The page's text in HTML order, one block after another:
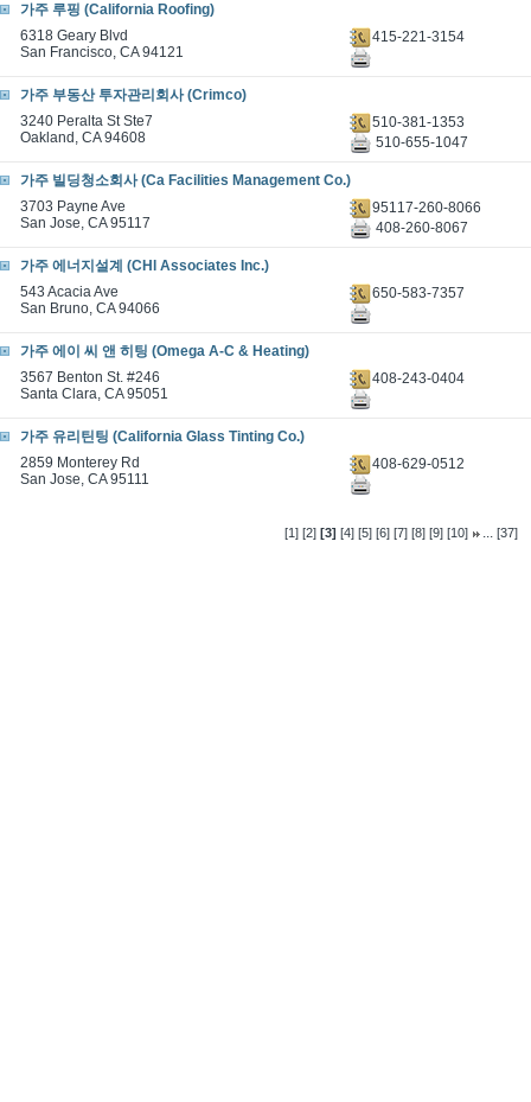
가주 루핑 (California Roofing)
6318 Geary Blvd
San Francisco, CA 94121
415-221-3154
가주 부동산 투자관리회사 (Crimco)
3240 Peralta St Ste7
Oakland, CA 94608
510-381-1353
510-655-1047
가주 빌딩청소회사 (Ca Facilities Management Co.)
3703 Payne Ave
San Jose, CA 95117
95117-260-8066
408-260-8067
가주 에너지설계 (CHl Associates Inc.)
543 Acacia Ave
San Bruno, CA 94066
650-583-7357
가주 에이 씨 앤 히팅 (Omega A-C & Heating)
3567 Benton St. #246
Santa Clara, CA 95051
408-243-0404
가주 유리틴팅 (California Glass Tinting Co.)
2859 Monterey Rd
San Jose, CA 95111
408-629-0512
[1] [2] [3] [4] [5] [6] [7] [8] [9] [10] ...[37]